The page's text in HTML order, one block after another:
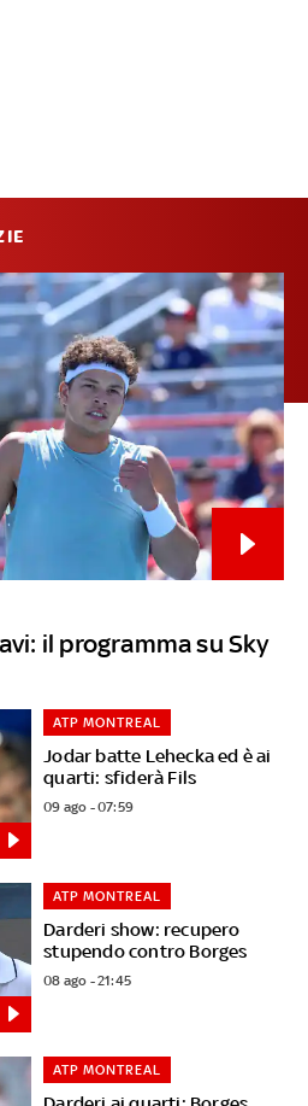
il programma su Sky
Jodar batte Lehecka ed è ai
quarti: sfiderà Fils
ATP MONTREAL
09 ago - 07:59
Darderi show: recupero
stupendo contro Borges
ATP MONTREAL
08 ago - 21:45
ATP MONTREAL